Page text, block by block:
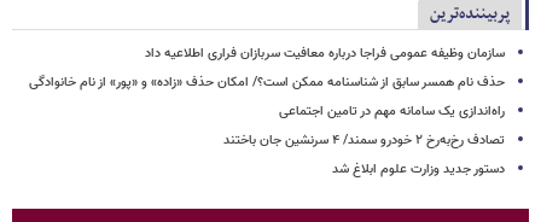
پربیننده‌ترین
سازمان وظیفه عمومی فراجا درباره معافیت سربازان فراری اطلاعیه داد
حذف نام همسر سابق از شناسنامه ممکن است؟/ امکان حذف «زاده» و «پور» از نام خانوادگی
راه‌اندازی یک سامانه مهم در تامین اجتماعی
تصادف رخ‌به‌رخ ۲ خودرو سمند/ ۴ سرنشین جان باختند
دستور جدید وزارت علوم ابلاغ شد